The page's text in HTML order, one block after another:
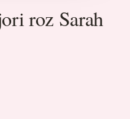
roz Sarah